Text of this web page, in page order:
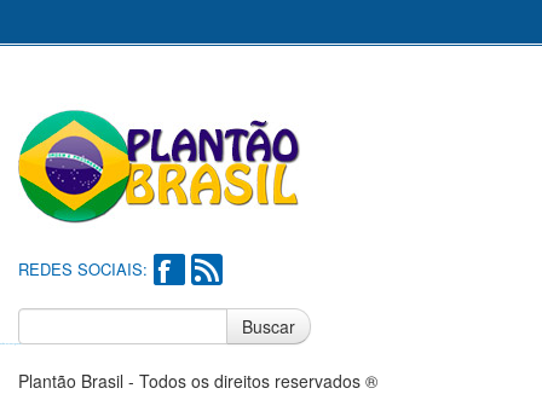
REDES SOCIAIS:
Buscar
Plantão Brasil - Todos os direitos reservados ®